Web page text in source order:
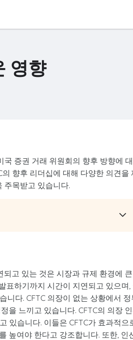
영향
국 증권 거래 위원회의 향후 방향에
향후 리더십에 대해 다양한 의견을
주목받고 있습니다.
고 있는 것은 시장과 규제 환경에 큰
표하기까지 시간이 지연되고 있으며,
니다. CFTC 의장이 없는 상황에서 정
을 느끼고 있습니다. CFTC의 의장
있습니다. 이들은 CFTC가 효과적으
높여야 한다고 강조합니다. 또한, 인